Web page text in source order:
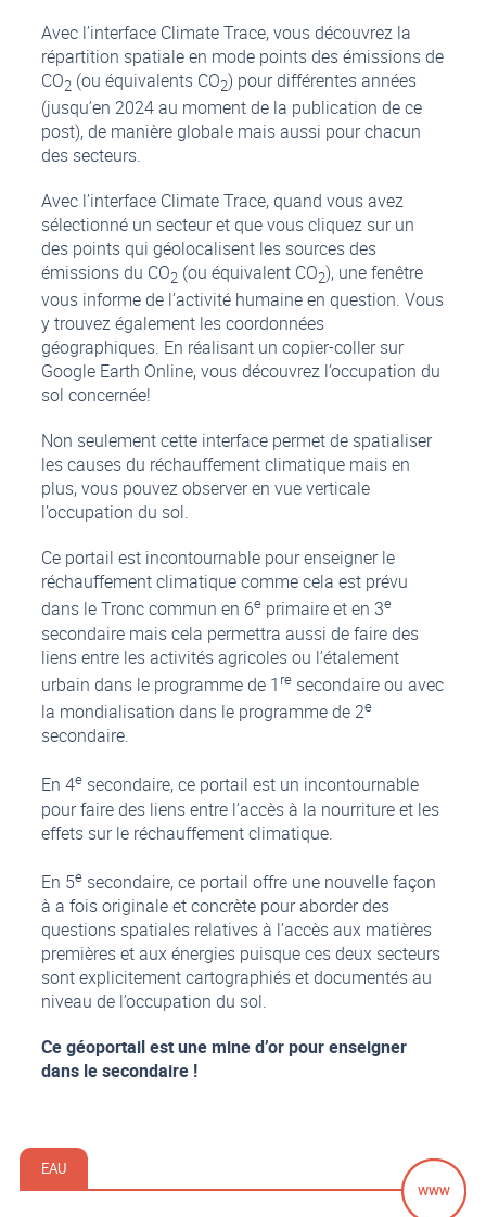
Avec l’interface Climate Trace, vous découvrez la
répartition spatiale en mode points des émissions de
CO2(ou équivalents CO2) pour différentes années
(jusqu’en 2024 au moment de la publication de ce
post), de manière globale mais aussi pour chacun
des secteurs.
Avec l’interface Climate Trace, quand vous avez
sélectionné un secteur et que vous cliquez sur un
des points qui géolocalisent les sources des
émissions du CO2(ou équivalent CO2), une fenêtre
vous informe de l’activité humaine en question. Vous
y trouvez également les coordonnées
géographiques. En réalisant un copier-coller sur
Google Earth Online, vous découvrez l’occupation du
sol concernée!
Non seulement cette interface permet de spatialiser
les causes du réchauffement climatique mais en
plus, vous pouvez observer en vue verticale
l’occupation du sol.
Ce portail est incontournable pour enseigner le
réchauffement climatique comme cela est prévu
dans le Tronc commun en 6eprimaire et en 3e
secondaire mais cela permettra aussi de faire des
liens entre les activités agricoles ou l’étalement
urbain dans le programme de 1 resecondaire ou avec
la mondialisation dans le programme de 2e
secondaire.
En 4esecondaire, ce portail est un incontournable
pour faire des liens entre l’accès à la nourriture et les
effets sur le réchauffement climatique.
En 5esecondaire, ce portail offre une nouvelle façon
à a fois originale et concrète pour aborder des
questions spatiales relatives à l’accès aux matières
premières et aux énergies puisque ces deux secteurs
sont explicitement cartographiés et documentés au
niveau de l’occupation du sol.
Ce géoportail est une mine d’or pour enseigner
dans le secondaire !
EAU